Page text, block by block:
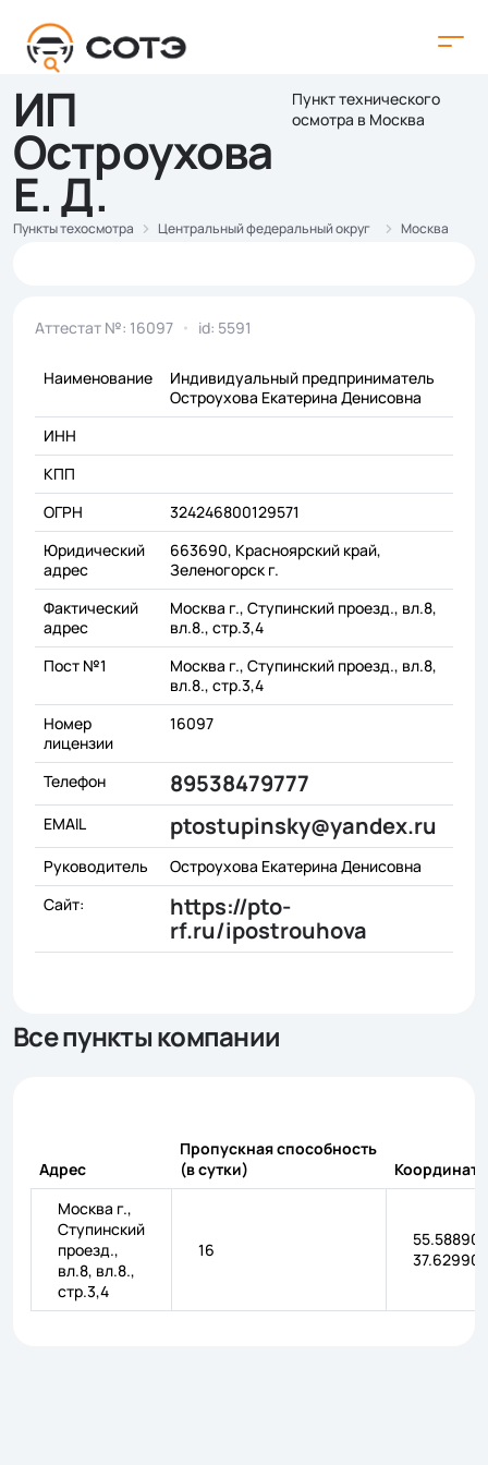
ИП
Остроухова
Е. Д.
Пункт технического
осмотра в Москва
Пункты техосмотра Центральный федеральный округ Москва
Аттестат №: 16097 id: 5591
Наименование
Индивидуальный предприниматель
Остроухова Екатерина Денисовна
ИНН
КПП
ОГРН
324246800129571
Юридический
адрес
663690, Красноярский край,
Зеленогорск г.
Фактический
адрес
Москва г., Ступинский проезд., вл.8,
вл.8., стр.3,4
Пост №1
Москва г., Ступинский проезд., вл.8,
вл.8., стр.3,4
Номер
лицензии
16097
Телефон 89538479777
EMAIL ptostupinsky@yandex.ru
Руководитель
Остроухова Екатерина Денисовна
Сайт:
https://pto-
rf.ru/ipostrouhova
Все пункты компании
Адрес
Пропускная способность
(в сутки)
Координаты
Москва г.,
Ступинский
проезд.,
вл.8, вл.8.,
стр.3,4
16